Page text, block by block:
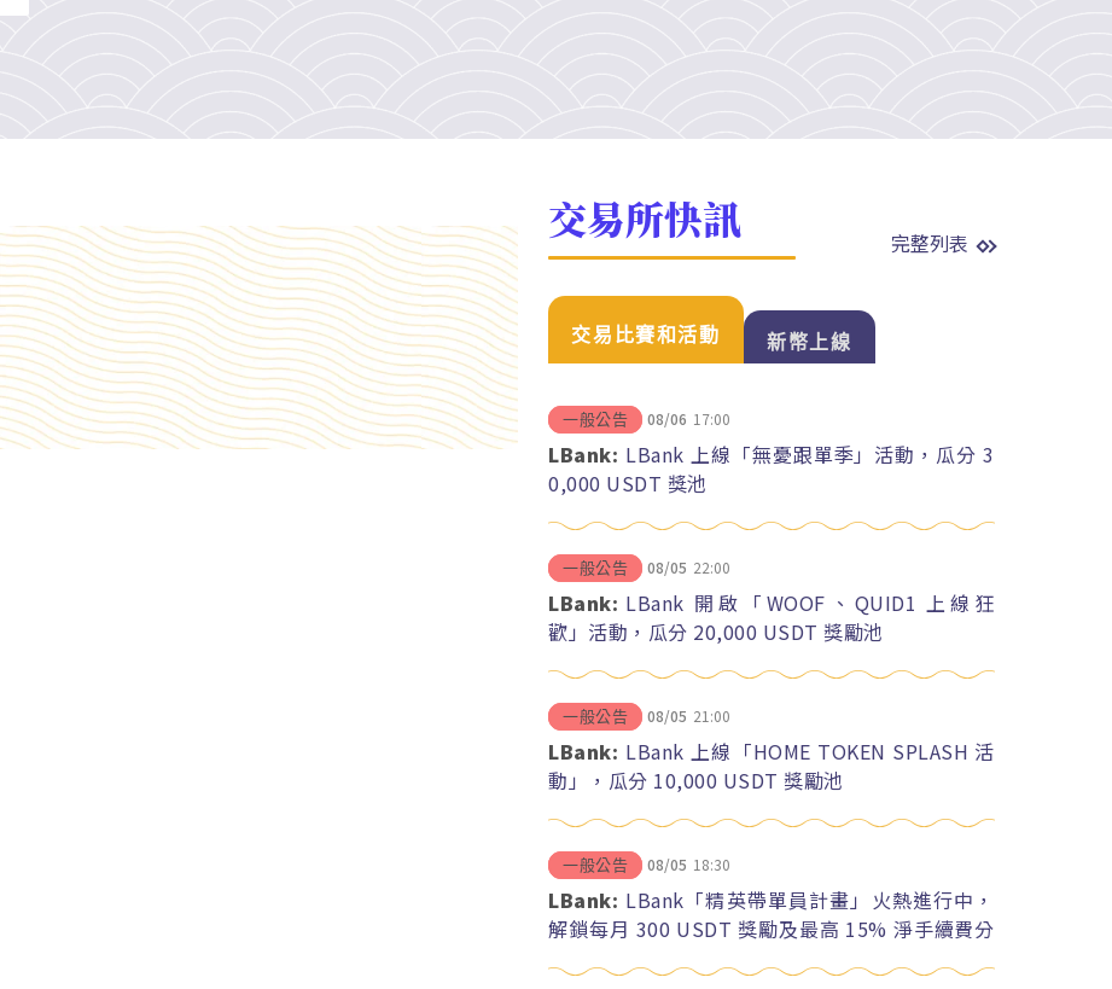
交易所快訊 完整列表
交易比賽和活動 新幣上線
一般公告 08/06 17:00
LBank: LBank 上線「無憂跟單季」活動，瓜分 3
0,000 USDT 獎池
一般公告 08/05 22:00
LBank: LBank 開啟「WOOF、QUID1 上線狂
歡」活動，瓜分 20,000 USDT 獎勵池
一般公告 08/05 21:00
LBank: LBank 上線「HOME TOKEN SPLASH 活
動」，瓜分 10,000 USDT 獎勵池
一般公告 08/05 18:30
LBank: LBank「精英帶單員計畫」火熱進行中，
解鎖每月 300 USDT 獎勵及最高 15% 淨手續費分